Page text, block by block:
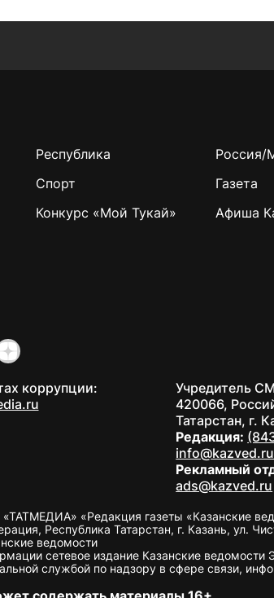
Республика Россия/
Спорт Газета
Конкурс «Мой Тукай» Афиша
коррупции:
Учредитель
420066,
Татарстан, г.
Редакция:
info@kazved.ru
Рекламный
ads@kazved.ru
«Редакция газеты «Казанские
Республика Татарстан, г. Казань, ул.
ведомости
сетевое издание Казанские
службой по надзору в сфере связи,